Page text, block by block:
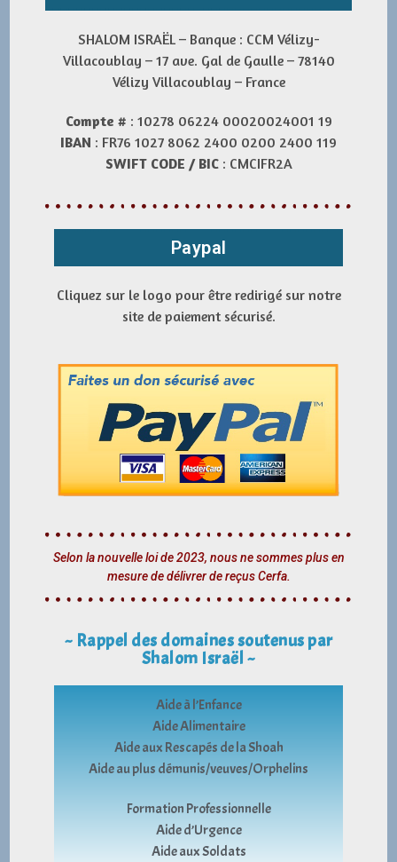
SHALOM ISRAËL – Banque : CCM Vélizy-
Villacoublay – 17 ave. Gal de Gaulle – 78140
Vélizy Villacoublay – France
Compte # : 10278 06224 00020024001 19
IBAN : FR76 1027 8062 2400 0200 2400 119
SWIFT CODE / BIC: CMCIFR2A
Paypal
Cliquez sur le logo pour être redirigé sur notre
site de paiement sécurisé.
Selon la nouvelle loi de 2023, nous ne sommes plus en
mesure de délivrer de reçus Cerfa.
~ Rappel des domaines soutenus par
Shalom Israël ~
Aide à l’Enfance
Aide Alimentaire
Aide aux Rescapés de la Shoah
Aide au plus démunis/veuves/Orphelins
Formation Professionnelle
Aide d’Urgence
Aide aux Soldats